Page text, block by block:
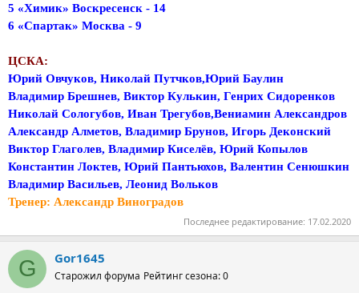
5 «Химик» Воскресенск - 14
6 «Спартак» Москва - 9
ЦСКА:
Юрий Овчуков, Николай Путчков,Юрий Баулин
Владимир Брешнев, Виктор Кулькин, Генрих Сидоренков
Николай Сологубов, Иван Трегубов,Вениамин Александров
Александр Алметов, Владимир Брунов, Игорь Деконский
Виктор Глаголев, Владимир Киселёв, Юрий Копылов
Константин Локтев, Юрий Пантьюхов, Валентин Сенюшкин
Владимир Васильев, Леонид Вольков
Тренер: Александр Виноградов
Последнее редактирование: 17.02.2020
G Gor1645
Старожил форума Рейтинг сезона: 0